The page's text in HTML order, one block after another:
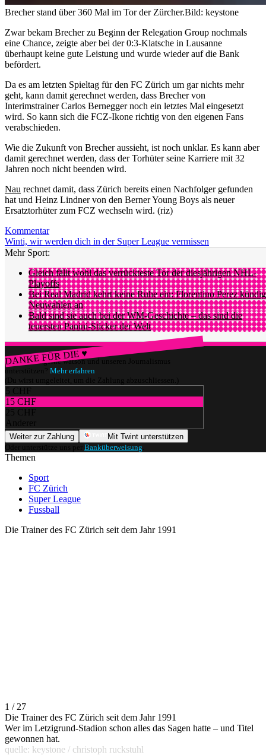
Brecher stand über 360 Mal im Tor der Zürcher.Bild: keystone
Zwar bekam Brecher zu Beginn der Relegation Group nochmals
eine Chance, zeigte aber bei der 0:3-Klatsche in Lausanne
überhaupt keine gute Leistung und wurde wieder auf die Bank
befördert.
Da es am letzten Spieltag für den FC Zürich um gar nichts mehr
geht, kann damit gerechnet werden, dass Brecher von
Interimstrainer Carlos Bernegger noch ein letztes Mal eingesetzt
wird. So kann sich die FCZ-Ikone richtig von den eigenen Fans
verabschieden.
Wie die Zukunft von Brecher aussieht, ist noch unklar. Es kann aber
damit gerechnet werden, dass der Torhüter seine Karriere mit 32
Jahren noch nicht beenden wird.
Nau rechnet damit, dass Zürich bereits einen Nachfolger gefunden
hat und Heinz Lindner von den Berner Young Boys als neuer
Ersatztorhüter zum FCZ wechseln wird. (riz)
Kommentar
Winti, wir werden dich in der Super League vermissen
Mehr Sport:
Gleich fällt wohl das verrückteste Tor der diesjährigen NHL-
Playoffs
Bei Real Madrid kehrt keine Ruhe ein: Florentino Perez
Neuwahlen an
Bald sind sie auch bei der WM-Geschichte – das sind die
teuersten Panini-Sticker der Welt
DANKE FÜR DIE ♥
Würdest du gerne watson und unseren Journalismus
unterstützen? Mehr erfahren
(Du wirst umgeleitet, um die Zahlung abzuschliessen.)
5 CHF
15 CHF
25 CHF
Anderer
Weiter zur Zahlung
Mit Twint unterstützen
Oder unterstütze uns per Banküberweisung
Themen
Sport
FC Zürich
Super League
Fussball
Die Trainer des FC Zürich seit dem Jahr 1991
1 / 27
Die Trainer des FC Zürich seit dem Jahr 1991
Wer im Letzigrund-Stadion schon alles das Sagen hatte – und Titel
gewonnen hat.
quelle: keystone / christoph ruckstuhl